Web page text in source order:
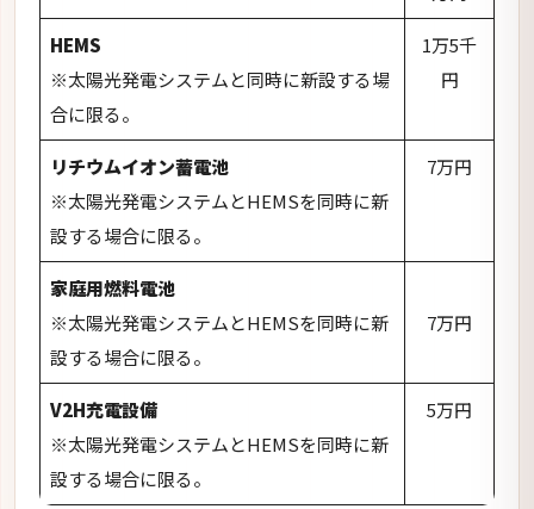
※太陽光発電システムとHEMSを同時に新
設する場合に限る。
7万円
V2H充電設備
※太陽光発電システムとHEMSを同時に新
設する場合に限る。
申請期間
令和6年度の太陽光deゼロカーボン促進事業補助金の
申請期間は、4月8日（月）～令和7年3月31日（月）
となっております。
申請順に受付をし予算に到達したら終了となる